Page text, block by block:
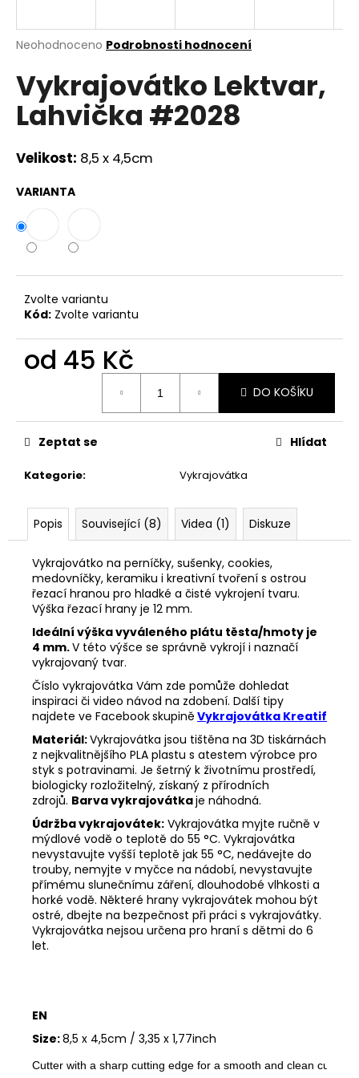
Průměrné
produktu
je
0,0
hvězdiček.
Neohodnoceno Podrobnosti hodnocení
Vykrajovátko Lektvar,
Lahvička #2028
Velikost: 8,5 x 4,5cm
VARIANTA
Zvolte variantu
Kód: Zvolte variantu
od 45 Kč
DO KOŠÍKU
Kategorie: Vykrajovátka
Zeptat se Hlídat
Popis Související (8) Videa (1) Diskuze
Vykrajovátko na perníčky, sušenky, cookies,
medovníčky, keramiku i kreativní tvoření s ostrou
řezací hranou pro hladké a čisté vykrojení tvaru.
Výška řezací hrany je 12 mm.
Ideální výška vyváleného plátu těsta/hmoty je
4 mm.V této výšce se správně vykrojí i naznačí
vykrajovaný tvar.
Číslo vykrajovátka Vám zde pomůže dohledat
inspiraci či video návod na zdobení. Další tipy
najdete ve Facebookskupině Vykrajovátka Kreatif
Materiál:Vykrajovátka jsou tištěna na 3D tiskárnách
z nejkvalitnějšího PLA plastu s atestem výrobce pro
styk s potravinami. Je šetrný k životnímu prostředí,
biologicky rozložitelný, získaný z přírodních
zdrojů. Barva vykrajovátkaje náhodná.
Údržba vykrajovátek: Vykrajovátka myjte ručně v
mýdlové vodě o teplotě do 55 °C. Vykrajovátka
nevystavujte vyšší teplotě jak 55 °C, nedávejte do
trouby, nemyjte v myčce na nádobí, nevystavujte
přímému slunečnímu záření, dlouhodobé vlhkosti a
horké vodě. Některé hrany vykrajovátek mohou být
ostré, dbejte na bezpečnost při práci s vykrajovátky.
Vykrajovátka nejsou určena pro hraní s dětmi do 6
let.
EN
Size:8,5 x 4,5cm / 3,35 x 1,77inch
Cutter with a sharp cutting edge for a smooth and clean cut.
j
t
?
D
o
p
o
u
č
m
e
PODZIMNÍ
KOLEKCE
#1584
39
Kč